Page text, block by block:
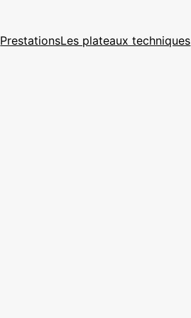
PrestationsLes plateaux techniques